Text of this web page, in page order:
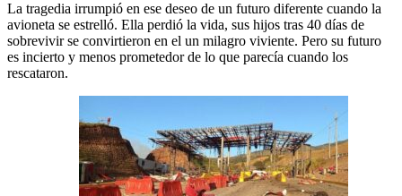
La tragedia irrumpió en ese deseo de un futuro diferente cuando la
avioneta se estrelló. Ella perdió la vida, sus hijos tras 40 días de
sobrevivir se convirtieron en el un milagro viviente. Pero su futuro
es incierto y menos prometedor de lo que parecía cuando los
rescataron.